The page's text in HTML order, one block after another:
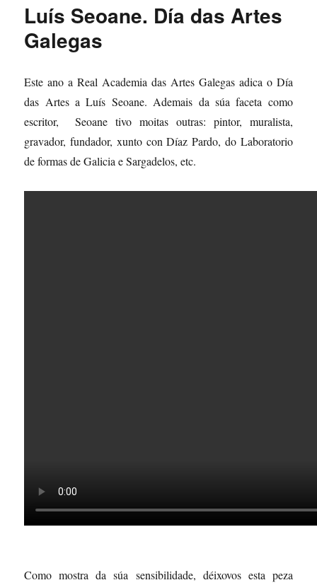
Luís Seoane. Día das Artes
Galegas
Este ano a Real Academia das Artes Galegas adica o Día
das Artes a Luís Seoane. Ademais da súa faceta como
escritor, Seoane tivo moitas outras: pintor, muralista,
gravador, fundador, xunto con Díaz Pardo, do Laboratorio
de formas de Galicia e Sargadelos, etc.
Como mostra da súa sensibilidade, déixovos esta peza